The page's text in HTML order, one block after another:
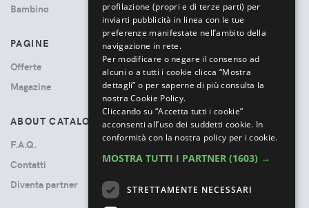
Bambino
PAGINE
Offerte
Magazine
ABOUT CATALOVE
F.A.Q.
Contatti
Diventa partner
profilazione (propri e di terze parti) per
inviarti pubblicità in linea con le tue
preferenze manifestate nell’ambito della
navigazione in rete.
Per modificare o negare il consenso ad
alcuni o a tutti i cookie clicca “Mostra
dettagli” o per saperne di più consulta la
nostra Cookie Policy.
Cliccando su “Accetta tutti i cookie”
acconsenti all’uso dei suddetti cookie. In
conformità con la nostra policy per i cookie.
MOSTRA TUTTI I PARTNER (1603) →
STRETTAMENTE NECESSARI